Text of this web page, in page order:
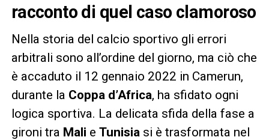
racconto di quel caso clamoroso
Nella storia del calcio sportivo gli errori
arbitrali sono all’ordine del giorno, ma ciò che
è accaduto il 12 gennaio 2022 in Camerun,
durante la Coppa d’Africa, ha sfidato ogni
logica sportiva. La delicata sfida della fase a
gironi tra Mali e Tunisia si è trasformata nel